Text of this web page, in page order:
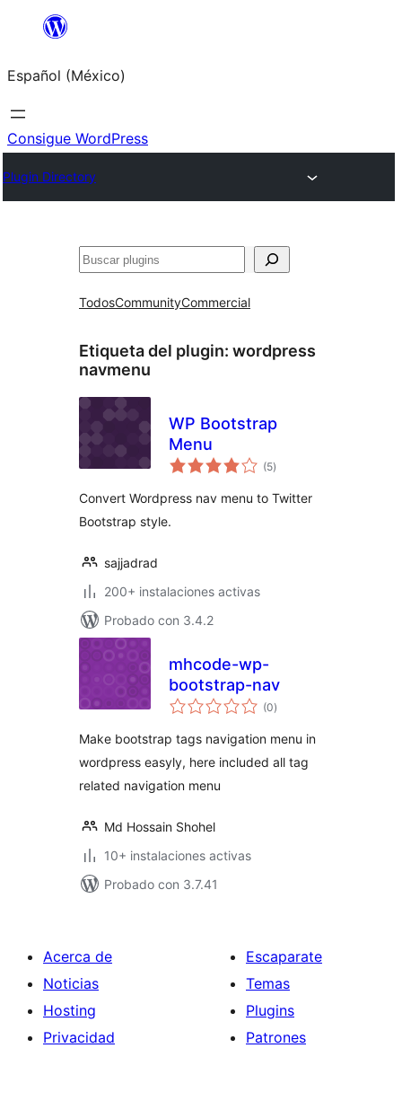
Saltar
contenido
Español (México)
Consigue WordPress
Plugin Directory
Buscar
TodosCommunityCommercial
Etiqueta del plugin: wordpress
navmenu
WP Bootstrap
Menu
(5total
de
)
Convert Wordpress nav menu to Twitter
Bootstrap style.
sajjadrad
200+ instalaciones activas
Probado con 3.4.2
mhcode-wp-
bootstrap-nav
(0total
de
)
Make bootstrap tags navigation menu in
wordpress easyly, here included all tag
related navigation menu
Md Hossain Shohel
10+ instalaciones activas
Probado con 3.7.41
Acerca de
Noticias
Hosting
Privacidad
Escaparate
Temas
Plugins
Patrones